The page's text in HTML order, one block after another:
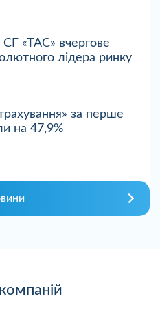
СГ «ТАС» вчергове
лідера ринку
за перше
на 47,9%